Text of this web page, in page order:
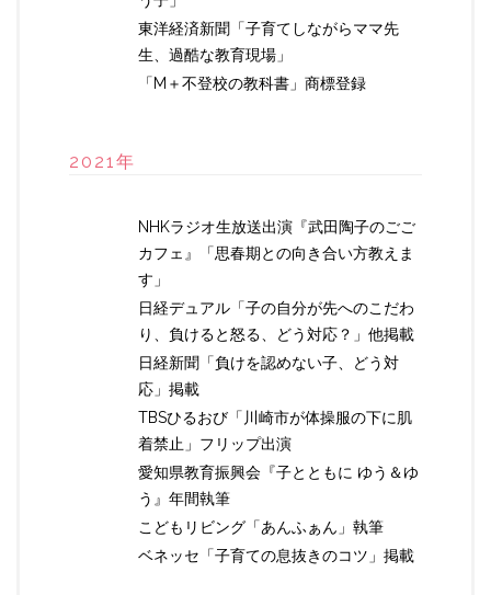
東洋経済新聞「子育てしながらママ先
生、過酷な教育現場」
「M＋不登校の教科書」商標登録
2021年
NHKラジオ生放送出演『武田陶子のごご
カフェ』「思春期との向き合い方教えま
す」
日経デュアル「子の自分が先へのこだわ
り、負けると怒る、どう対応？」他掲載
日経新聞「負けを認めない子、どう対
応」掲載
TBSひるおび「川崎市が体操服の下に肌
着禁止」フリップ出演
愛知県教育振興会『子とともに ゆう＆ゆ
う』年間執筆
こどもリビング「あんふぁん」執筆
ベネッセ「子育ての息抜きのコツ」掲載